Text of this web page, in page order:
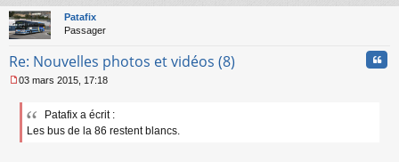
Patafix
Passager
Re: Nouvelles photos et vidéos (8)
e
a
03 mars 2015, 17:18
Patafix a écrit :
Les bus de la 86 restent blancs.